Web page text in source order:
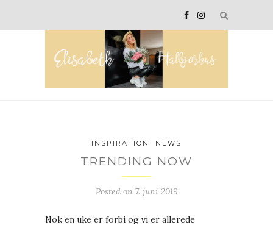
INSPIRATION NEWS
TRENDING NOW
Posted on 7. juni 2019
Nok en uke er forbi og vi er allerede